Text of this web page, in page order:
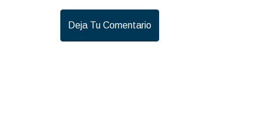
Deja Tu Comentario